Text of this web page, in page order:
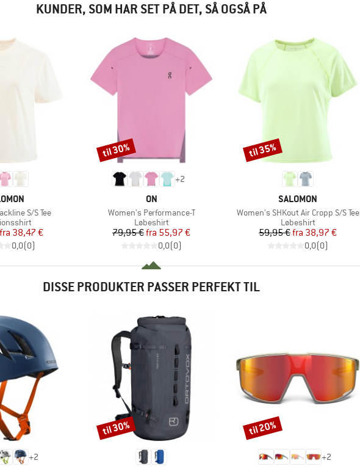
KUNDER, SOM HAR SET PÅ DET, SÅ OGSÅ PÅ
S/S Tee
Pris
Nedsat pris
fra 38,47 €
0,0(0)
+2
MÆRKE
ON
Artikel
Women's Performance-T
Produktgruppe
Løbeshirt
Pris
79,95 € Nedsat pris
fra 55,97 €
0,0(0)
Rabat
til 30%
MÆRKE
SALOMON
Artikel
Women's SHKout Air Cropp S/S Tee
Produktgruppe
Løbeshirt
Pris
59,95 € Nedsat pris
fra 38,97 €
0,0(0)
Rabat
til 35%
DISSE PRODUKTER PASSER PERFEKT TIL
+2
Rabat
til 30%
+2
Rabat
til 20%